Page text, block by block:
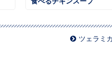
ツェラミ